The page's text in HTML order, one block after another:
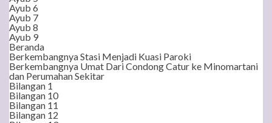
Ayub 6
Ayub 7
Ayub 8
Ayub 9
Beranda
Berkembangnya Stasi Menjadi Kuasi Paroki
Berkembangnya Umat Dari Condong Catur ke Minomartani
dan Perumahan Sekitar
Bilangan 1
Bilangan 10
Bilangan 11
Bilangan 12